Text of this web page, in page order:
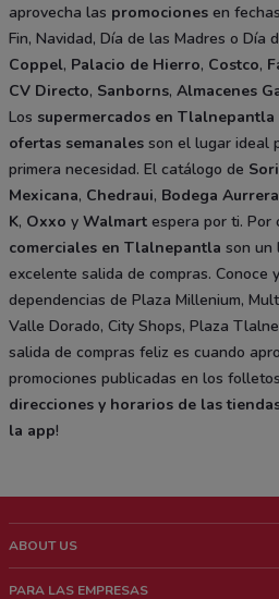
aprovecha las promociones en
Fin, Navidad, Día de las Madres o Día
Coppel, Palacio de Hierro, Costco,
CV Directo, Sanborns, Almacenes
Los supermercados en Tlalnepantla
ofertas semanales son el lugar ideal
primera necesidad. El catálogo de
Mexicana, Chedraui, Bodega Aurrera
K, Oxxo y Walmart espera por ti. Por
comerciales en Tlalnepantla son un
excelente salida de compras. Conoce
dependencias de Plaza Millenium,
Valle Dorado, City Shops, Plaza
salida de compras feliz es cuando
promociones publicadas en los
direcciones y horarios de las
la app!
ABOUT US
PARA LAS EMPRESAS